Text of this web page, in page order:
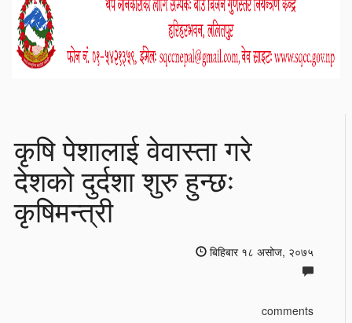
कृषि पेशालाई वेवास्ता गरे
देशको दुर्दशा शुरु हुन्छः
कृषिमन्त्री
बिहिबार १८ असोज, २०७५
comments